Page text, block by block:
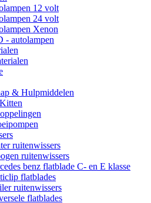
12 volt
24 volt
Xenon
- autolampen
& Hulpmiddelen
ruitenwissers
ruitenwissers
benz flatblade C- en E klasse
flatblades
ruitenwissers
flatblades